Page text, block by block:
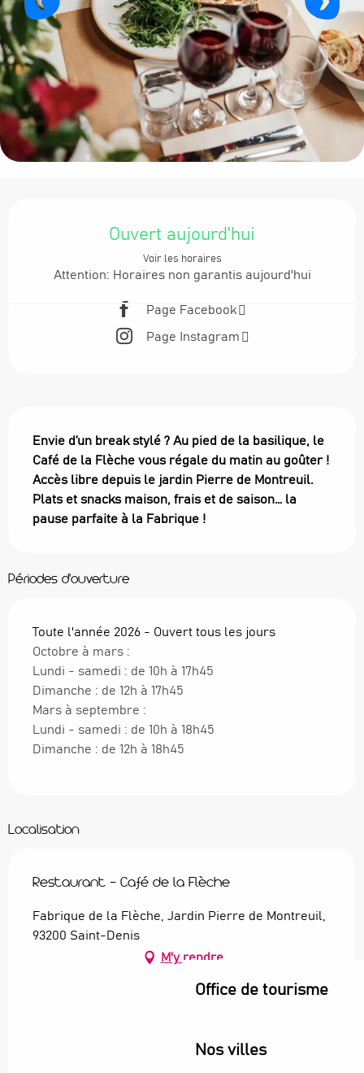
Office de tourisme
Nos villes
Ouvert aujourd'hui
Voir les horaires
Attention: Horaires non garantis aujourd'hui
Page Facebook
Page Instagram
Envie d’un break stylé ? Au pied de la basilique, le
Café de la Flèche vous régale du matin au goûter !
Accès libre depuis le jardin Pierre de Montreuil.
Plats et snacks maison, frais et de saison… la
pause parfaite à la Fabrique !
Périodes d'ouverture
Toute l'année 2026 - Ouvert tous les jours
Octobre à mars :
Lundi - samedi : de 10h à 17h45
Dimanche : de 12h à 17h45
Mars à septembre :
Lundi - samedi : de 10h à 18h45
Dimanche : de 12h à 18h45
Localisation
Restaurant - Café de la Flèche
Fabrique de la Flèche, Jardin Pierre de Montreuil,
93200 Saint-Denis
M'y rendre